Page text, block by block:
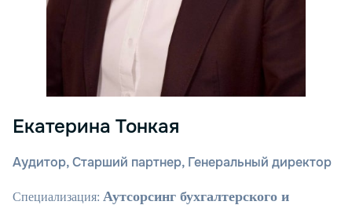
Екатерина Тонкая
Аудитор, Старший партнер, Генеральный директор
Специализация: Аутсорсинг бухгалтерского и